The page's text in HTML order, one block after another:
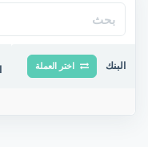
البنك اختر العملة